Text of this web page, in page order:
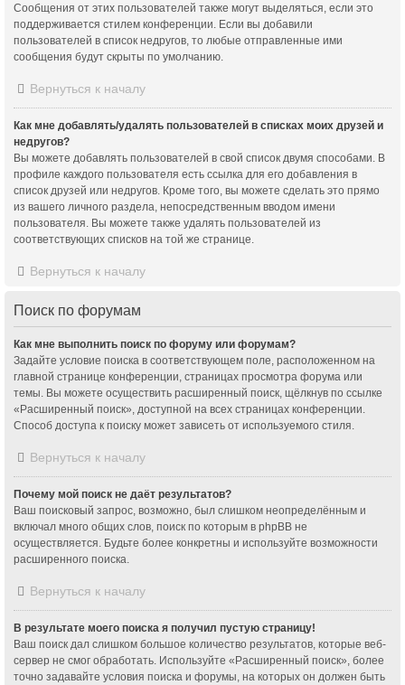
Сообщения от этих пользователей также могут выделяться, если это
поддерживается стилем конференции. Если вы добавили
пользователей в список недругов, то любые отправленные ими
сообщения будут скрыты по умолчанию.
Вернуться к началу
Как мне добавлять/удалять пользователей в списках моих друзей и
недругов?
Вы можете добавлять пользователей в свой список двумя способами. В
профиле каждого пользователя есть ссылка для его добавления в
список друзей или недругов. Кроме того, вы можете сделать это прямо
из вашего личного раздела, непосредственным вводом имени
пользователя. Вы можете также удалять пользователей из
соответствующих списков на той же странице.
Вернуться к началу
Поиск по форумам
Как мне выполнить поиск по форуму или форумам?
Задайте условие поиска в соответствующем поле, расположенном на
главной странице конференции, страницах просмотра форума или
темы. Вы можете осуществить расширенный поиск, щёлкнув по ссылке
«Расширенный поиск», доступной на всех страницах конференции.
Способ доступа к поиску может зависеть от используемого стиля.
Вернуться к началу
Почему мой поиск не даёт результатов?
Ваш поисковый запрос, возможно, был слишком неопределённым и
включал много общих слов, поиск по которым в phpBB не
осуществляется. Будьте более конкретны и используйте возможности
расширенного поиска.
Вернуться к началу
В результате моего поиска я получил пустую страницу!
Ваш поиск дал слишком большое количество результатов, которые веб-
сервер не смог обработать. Используйте «Расширенный поиск», более
точно задавайте условия поиска и форумы, на которых он должен быть